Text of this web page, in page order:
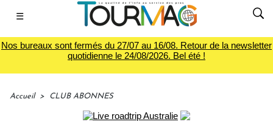
☰
Nos bureaux sont fermés du 27/07 au 16/08. Retour de la newsletter
quotidienne le 24/08/2026. Bel été !
Accueil > CLUB ABONNES